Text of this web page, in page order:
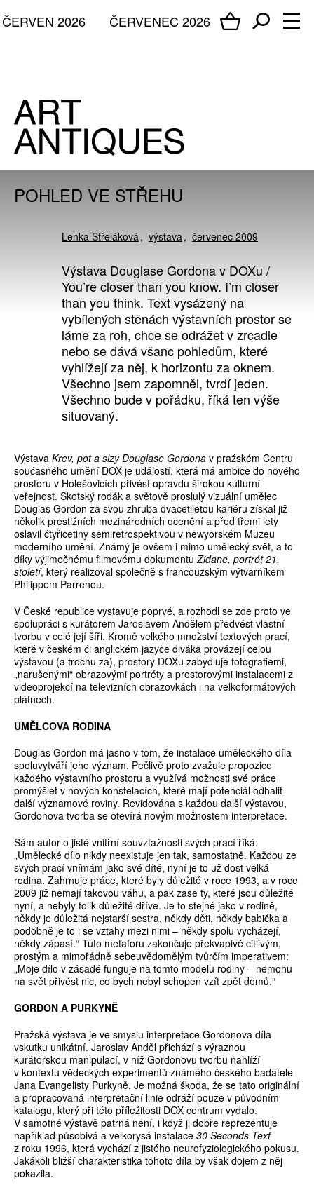
ČERVENEC 2026
ČERVEN 2026
POHLED VE STŘEHU
Lenka Střeláková výstava červenec 2009
Výstava Douglase Gordona v DOXu /
You’re closer than you know. I’m closer
than you think. Text vysázený na
vybílených stěnách výstavních prostor se
láme za roh, chce se odrážet v zrcadle
nebo se dává všanc pohledům, které
vyhlížejí za něj, k horizontu za oknem.
Všechno jsem zapomněl, tvrdí jeden.
Všechno bude v pořádku, říká ten výše
situovaný.
Výstava Krev, pot a slzy Douglase Gordona v pražském Centru
současného umění DOX je událostí, která má ambice do nového
prostoru v Holešovicích přivést opravdu širokou kulturní
veřejnost. Skotský rodák a světově proslulý vizuální umělec
Douglas Gordon za svou zhruba dvacetiletou kariéru získal již
několik prestižních mezinárodních ocenění a před třemi lety
oslavil čtyřicetiny semiretrospektivou v newyorském Muzeu
moderního umění. Známý je ovšem i mimo umělecký svět, a to
díky výjimečnému filmovému dokumentuZidane, portrét 21.
století, který realizoval společně s francouzským výtvarníkem
Philippem Parrenou.
V České republice vystavuje poprvé, a rozhodl se zde proto ve
spolupráci s kurátorem Jaroslavem Andělem předvést vlastní
tvorbu v celé její šíři. Kromě velkého množství textových prací,
které v českém či anglickém jazyce diváka provázejí celou
výstavou (a trochu za), prostory DOXu zabydluje fotografiemi,
„narušenými“ obrazovými portréty a prostorovými instalacemi z
videoprojekcí na televizních obrazovkách i na velkoformátových
plátnech.
UMĚLCOVA RODINA
Douglas Gordon má jasno v tom, že instalace uměleckého díla
spoluvytváří jeho význam. Pečlivě proto zvažuje propozice
každého výstavního prostoru a využívá možnosti své práce
promýšlet v nových konstelacích, které mají potenciál odhalit
další významové roviny. Revidována s každou další výstavou,
Gordonova tvorba se otevírá novým možnostem interpretace.
Sám autor o jisté vnitřní souvztažnosti svých prací říká:
„Umělecké dílo nikdy neexistuje jen tak, samostatně. Každou ze
svých prací vnímám jako své dítě, nyní je to už dost velká
rodina. Zahrnuje práce, které byly důležité v roce 1993, a v roce
2009 již nemají takovou váhu, a pak zase ty, které jsou důležité
nyní, a nebyly tolik důležité dříve. Je to stejné jako v rodině,
někdy je důležitá nejstarší sestra, někdy děti, někdy babička a
podobně je to i se vztahy mezi nimi – někdy spolu vycházejí,
někdy zápasí.“ Tuto metaforu zakončuje překvapivě citlivým,
prostým a mimořádně sebeuvědomělým tvůrčím imperativem:
„Moje dílo v zásadě funguje na tomto modelu rodiny – nemohu
na svět přivést nic, co bych nebyl schopen vzít zpět domů.“
GORDON A PURKYNĚ
Pražská výstava je ve smyslu interpretace Gordonova díla
vskutku unikátní. Jaroslav Anděl přichází s výraznou
kurátorskou manipulací, v níž Gordonovu tvorbu nahlíží
v kontextu vědeckých experimentů známého českého badatele
Jana Evangelisty Purkyně. Je možná škoda, že se tato originální
a propracovaná interpretační linie odráží pouze v původním
katalogu, který při této příležitosti DOX centrum vydalo.
V samotné výstavě patrná není, i když ji dobře reprezentuje
například působivá a velkorysá instalace 30 Seconds Text
z roku 1996, která vychází z jistého neurofyziologického pokusu.
Jakákoli bližší charakteristika tohoto díla by však dojem z něj
pokazila.